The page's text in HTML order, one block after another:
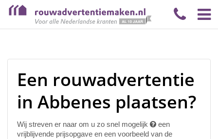
Een rouwadvertentie
in Abbenes plaatsen?
Wij streven er naar om u zo snel mogelijk
een
vrijblijvende prijsopgave en een voorbeeld van de